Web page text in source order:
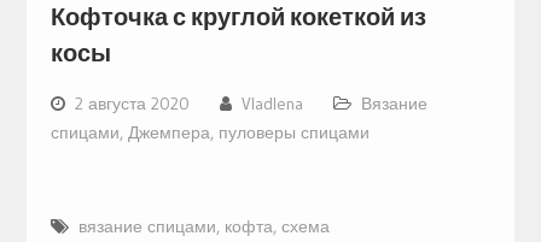
Кофточка с круглой кокеткой из
косы
2 августа 2020 Vladlena
Вязание
спицами, Джемпера, пуловеры спицами
вязание спицами, кофта, схема